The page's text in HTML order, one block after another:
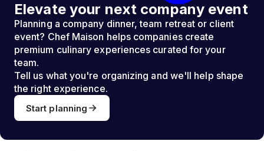
Elevate your next company event
Planning a company dinner, team retreat or client
event? Chef Maison helps companies create
premium culinary experiences curated for your
team.
Tell us what you're organizing and we'll help shape
the right experience.
Start planning